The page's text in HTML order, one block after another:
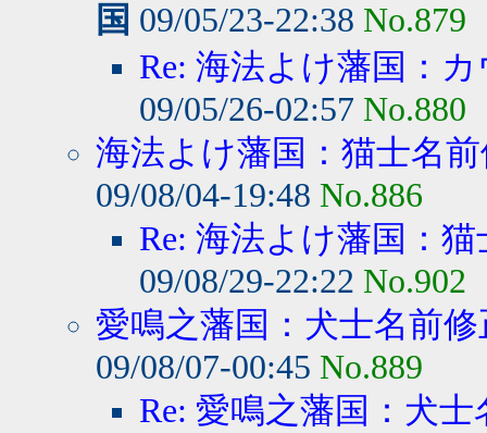
国 09/05/23-22:38 No.879
Re: 海法よけ藩国：
09/05/26-02:57 No.880
海法よけ藩国：猫士名
09/08/04-19:48 No.886
Re: 海法よけ藩国：
09/08/29-22:22 No.902
愛鳴之藩国：犬士名前
09/08/07-00:45 No.889
Re: 愛鳴之藩国：犬士